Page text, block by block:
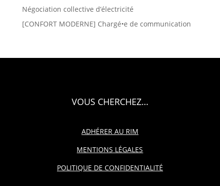
Négociation collective d’électricité
[CONFORT MODERNE] Chargé•e de communication
VOUS CHERCHEZ…
ADHÉRER AU RIM
MENTIONS LÉGALES
POLITIQUE DE CONFIDENTIALITÉ